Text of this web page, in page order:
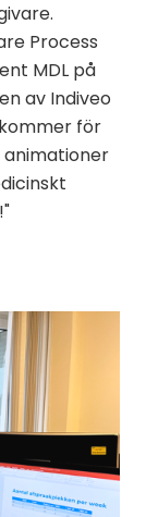
Process
MDL på
av Indiveo
för